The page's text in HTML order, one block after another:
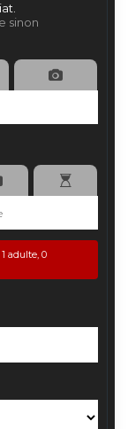
sinon
adulte, 0